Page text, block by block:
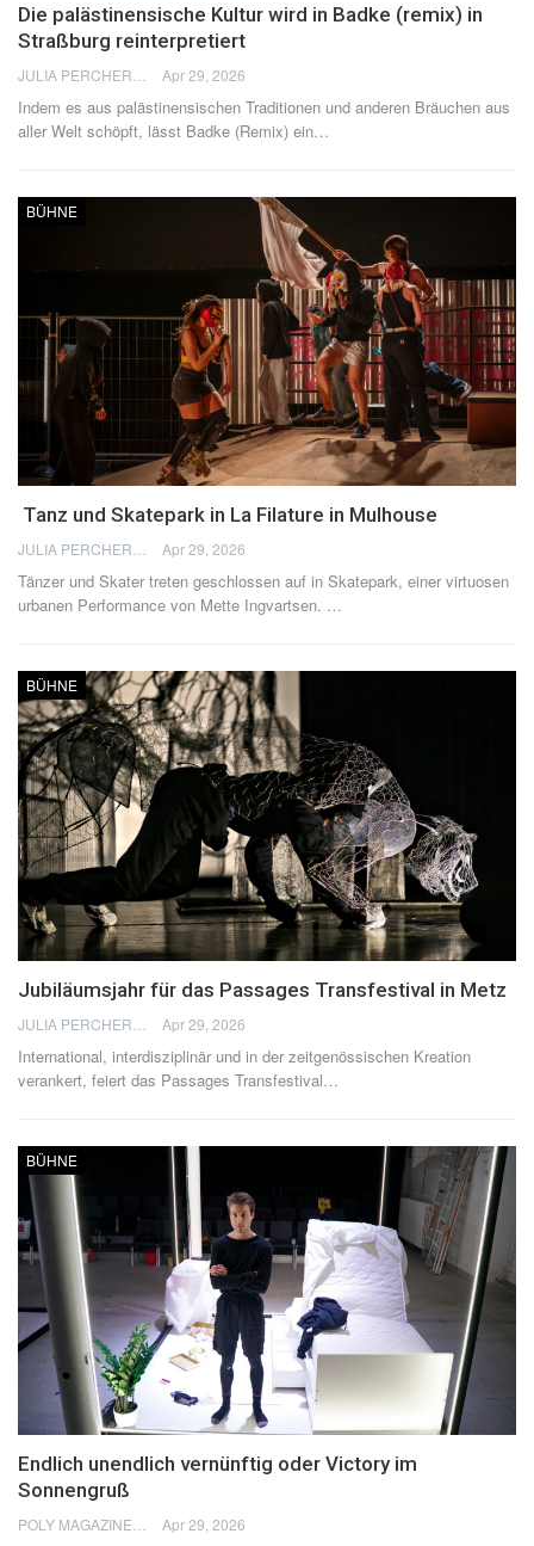
Die palästinensische Kultur wird in Badke (remix) in
Straßburg reinterpretiert
Apr 29, 2026
Indem es aus palästinensischen Traditionen und anderen Bräuchen aus
aller Welt schöpft, lässt Badke (Remix) ein…
BÜHNE
Tanz und Skatepark in La Filature in Mulhouse
Apr 29, 2026
Tänzer und Skater treten geschlossen auf in Skatepark, einer virtuosen
urbanen Performance von Mette Ingvartsen. …
BÜHNE
Jubiläumsjahr für das Passages Transfestival in Metz
Apr 29, 2026
International, interdisziplinär und in der zeitgenössischen Kreation
verankert, feiert das Passages Transfestival…
BÜHNE
Endlich unendlich vernünftig oder Victory im
Sonnengruß
Apr 29, 2026